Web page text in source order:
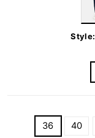
Style:
36 40